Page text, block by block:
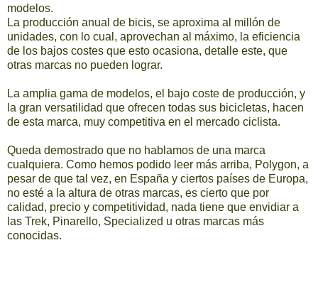
modelos.
La producción anual de bicis, se aproxima al millón de
unidades, con lo cual, aprovechan al máximo, la eficiencia
de los bajos costes que esto ocasiona, detalle este, que
otras marcas no pueden lograr.
La amplia gama de modelos, el bajo coste de producción, y
la gran versatilidad que ofrecen todas sus bicicletas, hacen
de esta marca, muy competitiva en el mercado ciclista.
Queda demostrado que no hablamos de una marca
cualquiera. Como hemos podido leer más arriba, Polygon, a
pesar de que tal vez, en España y ciertos países de Europa,
no esté a la altura de otras marcas, es cierto que por
calidad, precio y competitividad, nada tiene que envidiar a
las Trek, Pinarello, Specialized u otras marcas más
conocidas.